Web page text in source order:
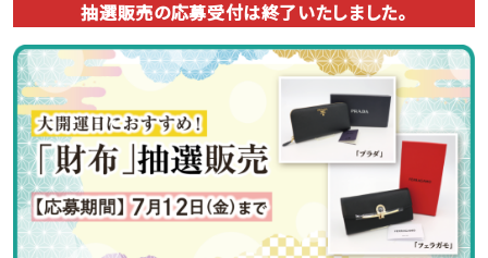
抽選販売の応募受付は終了いたしました。